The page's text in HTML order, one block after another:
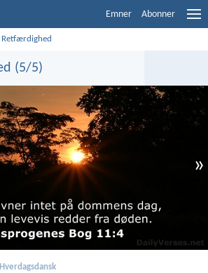
Emner Abonner
Retfærdighed
(5/5)
»